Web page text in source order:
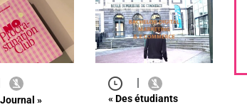
»
« Des étudiants